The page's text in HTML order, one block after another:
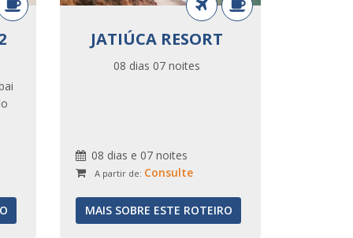
JATIÚCA RESORT
08 dias 07 noites
08 dias e 07 noites
A partir de: Consulte
MAIS SOBRE ESTE ROTEIRO